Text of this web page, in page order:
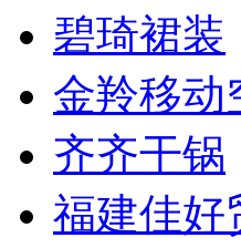
碧琦裙装
金羚移动
齐齐干锅
福建佳好